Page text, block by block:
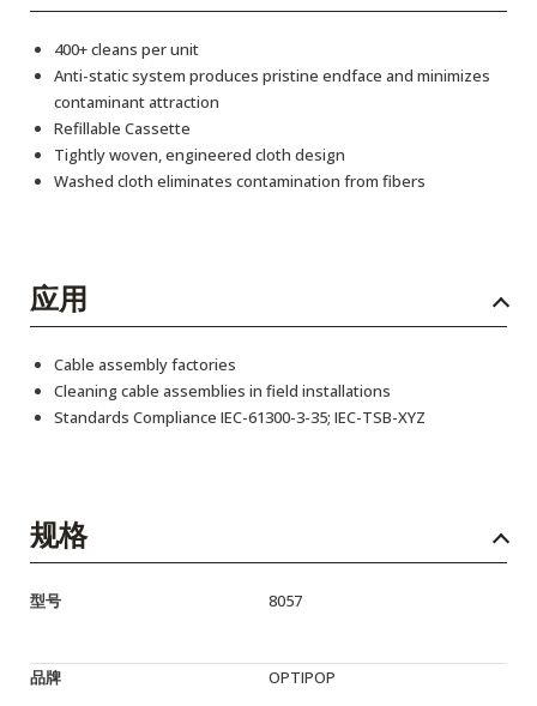
400+ cleans per unit
Anti-static system produces pristine endface and minimizes
contaminant attraction
Refillable Cassette
Tightly woven, engineered cloth design
Washed cloth eliminates contamination from fibers
应用
Cable assembly factories
Cleaning cable assemblies in field installations
Standards Compliance IEC-61300-3-35; IEC-TSB-XYZ
规格
型号 8057
品牌 OPTIPOP